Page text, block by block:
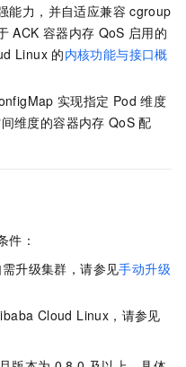
能力，并自适应兼容 cgroup
ACK 容器内存 QoS 启用的
Linux 的内核功能与接口概
实现指定 Pod 维度
维度的容器内存 QoS 配
件：
升级集群，请参见手动升级
Cloud Linux，请参见